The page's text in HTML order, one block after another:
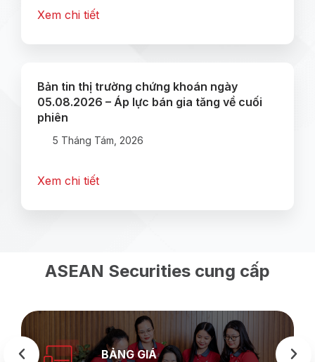
Xem chi tiết
Bản tin thị trường chứng khoán ngày
05.08.2026 – Áp lực bán gia tăng về cuối
phiên
5 Tháng Tám, 2026
Xem chi tiết
ASEAN Securities cung cấp
BẢNG GIÁ